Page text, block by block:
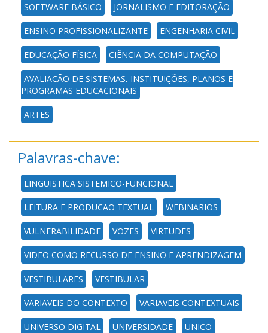
SOFTWARE BÁSICO JORNALISMO E EDITORAÇÃO
ENSINO PROFISSIONALIZANTE ENGENHARIA CIVIL
EDUCAÇÃO FÍSICA CIÊNCIA DA COMPUTAÇÃO
AVALIAÇÃO DE SISTEMAS, INSTITUIÇÕES, PLANOS E
PROGRAMAS EDUCACIONAIS
ARTES
Palavras-chave:
LINGUISTICA SISTEMICO-FUNCIONAL
LEITURA E PRODUCAO TEXTUAL WEBINARIOS
VULNERABILIDADE VOZES VIRTUDES
VIDEO COMO RECURSO DE ENSINO E APRENDIZAGEM
VESTIBULARES VESTIBULAR
VARIAVEIS DO CONTEXTO VARIAVEIS CONTEXTUAIS
UNIVERSO DIGITAL UNIVERSIDADE UNICO